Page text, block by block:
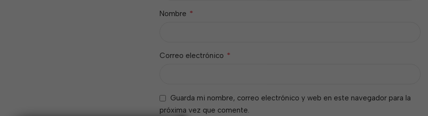
Nombre *
Correo electrónico *
Guarda mi nombre, correo electrónico y web en este navegador para la
próxima vez que comente.